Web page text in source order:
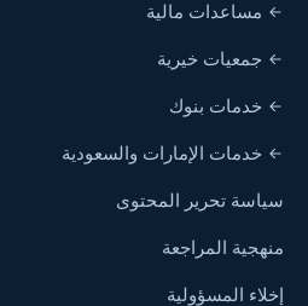
مساعدات مالية
جمعيات خيرية
خدمات بنوك
خدمات الإمارات والسعودية
سياسة تحرير المحتوى
منهجية المراجعة
إخلاء المسؤولية